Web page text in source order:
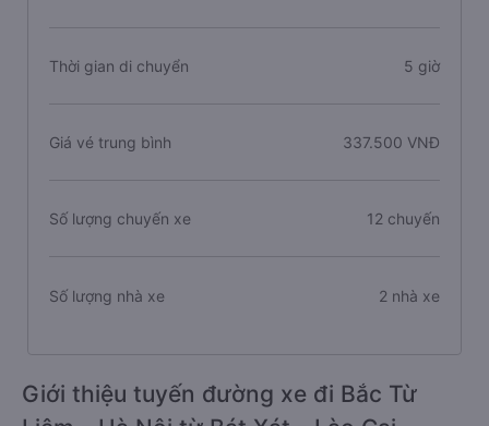
Thời gian di chuyển 5 giờ
Giá vé trung bình 337.500 VNĐ
Số lượng chuyến xe 12 chuyến
Số lượng nhà xe 2 nhà xe
Giới thiệu tuyến đường xe đi Bắc Từ